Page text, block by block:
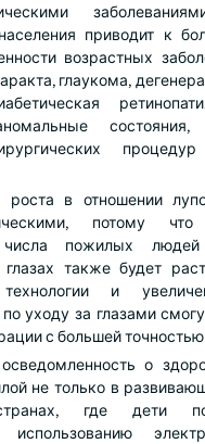
приводит к
возрастных
глаукома,
состояния,
роста в отношении
потому
числа пожилых
также будет
и
уходу за глазами
с большей
о
не только в
где дети
использованию